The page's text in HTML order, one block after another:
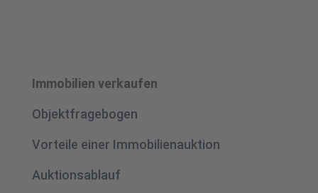
Immobilien verkaufen
Objektfragebogen
Vorteile einer Immobilienauktion
Auktionsablauf